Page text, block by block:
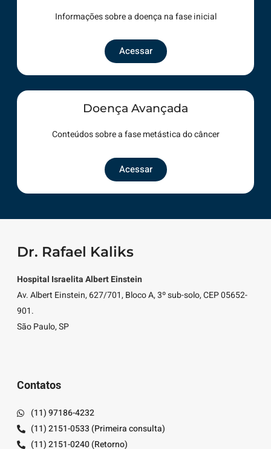
Informações sobre a doença na fase inicial
Acessar
Doença Avançada
Conteúdos sobre a fase metástica do câncer
Acessar
Dr. Rafael Kaliks
Hospital Israelita Albert Einstein
Av. Albert Einstein, 627/701, Bloco A, 3º sub-solo, CEP 05652-
901.
São Paulo, SP
Contatos
(11) 97186-4232
(11) 2151-0533 (Primeira consulta)
(11) 2151-0240 (Retorno)